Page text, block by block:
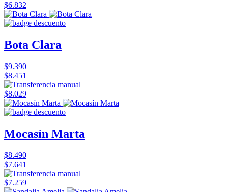
$6.832
Bota Clara
$9.390
$8.451
$8.029
Mocasín Marta
$8.490
$7.641
$7.259